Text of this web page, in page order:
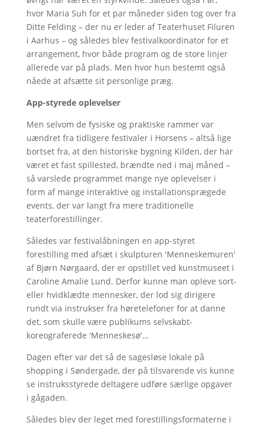
hvor Maria Suh for et par måneder siden tog over fra
Ditte Felding – der nu er leder af Teaterhuset Filuren
i Aarhus – og således blev festivalkoordinator for et
arrangement, hvor både program og de store linjer
allerede var på plads. Men hvor hun bestemt også
nåede at afsætte sit personlige præg.
App-styrede oplevelser
Men selvom de fysiske og praktiske rammer var
uændret fra tidligere festivaler i Horsens – altså lige
bortset fra, at den historiske bygning Kilden, der har
været et fast spillested, brændte ned i maj måned –
så varslede programmet mange nye oplevelser i
form af mange interaktive og installationsprægede
events, der var langt fra mere traditionelle
teaterforestillinger.
Således var festivalåbningen en app-styret
forestilling med afsæt i skulpturen 'Menneskemuren'
af Bjørn Nørgaard, der er opstillet ved kunstmuseet i
Caroline Amalie Lund. Derfor kunne man opleve sort-
eller hvidklædte mennesker, der lod sig dirigere
rundt via instrukser fra høretelefoner for at danne
det, som skulle være publikums selvskabt-
koreograferede 'Menneskesø'…
Dagen efter var det så de sagesløse lokale på
shopping i Søndergade, der på tilsvarende vis kunne
se instruksstyrede deltagere udføre særlige opgaver
i gågaden.
Således blev der leget med forestillingsformaterne i